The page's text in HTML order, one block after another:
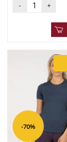
- +
-70%